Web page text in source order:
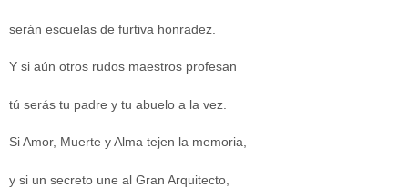
serán escuelas de furtiva honradez.
Y si aún otros rudos maestros profesan
tú serás tu padre y tu abuelo a la vez.
Si Amor, Muerte y Alma tejen la memoria,
y si un secreto une al Gran Arquitecto,